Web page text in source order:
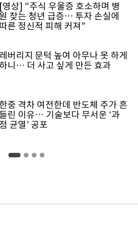
[영상] “주식 우울증 호소하며 병
찾는 청년 급증… 투자 손실에
따른 정신적 피해 커져”
레버리지 문턱 높여 아무나 못 하게
하니… 더 사고 싶게 만든 효과
한중 격차 여전한데 반도체 주가 흔
들린 이유… 기술보다 무서운 ‘과
점 균열’ 공포